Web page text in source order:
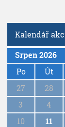
Kalendář
P
g
a
Srpen 2026
Po
Út
27
28
3
4
10
11